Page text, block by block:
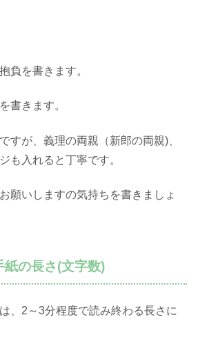
負を書きます。
書きます。
すが、義理の両親（新郎の両親)、
も入れると丁寧です。
願いしますの気持ちを書きましょ
の長さ(文字数)
、2～3分程度で読み終わる長さに